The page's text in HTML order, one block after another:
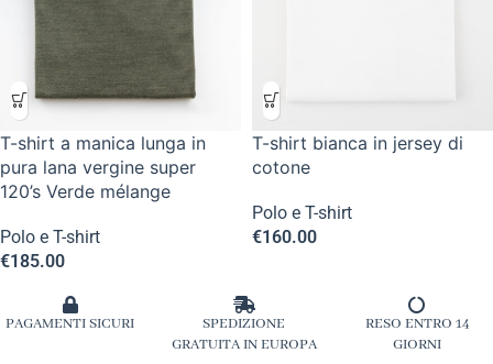
T-shirt a manica lunga in
pura lana vergine super
120’s Verde mélange
Polo e T-shirt
€185.00
T-shirt bianca in jersey di
cotone
Polo e T-shirt
€160.00
PAGAMENTI SICURI
SPEDIZIONE
GRATUITA IN EUROPA
RESO ENTRO 14
GIORNI